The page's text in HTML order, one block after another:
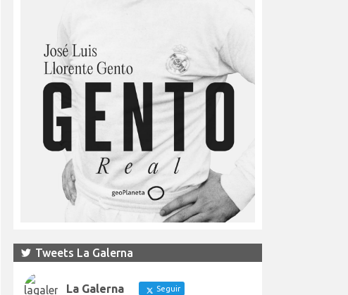
Tweets La Galerna
La Galerna Seguir